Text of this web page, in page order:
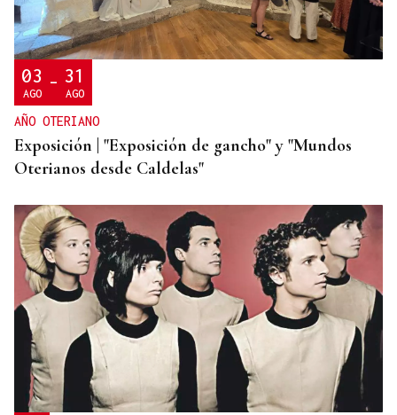
Vivas pide expulsar de inmediato a migrantes que
siguen en Ceuta y "blindar" la frontera con más
medios europeos
03
AGO - 31
AGO
AÑO OTERIANO
Exposición | "Exposición de gancho" y "Mundos
Oterianos desde Caldelas"